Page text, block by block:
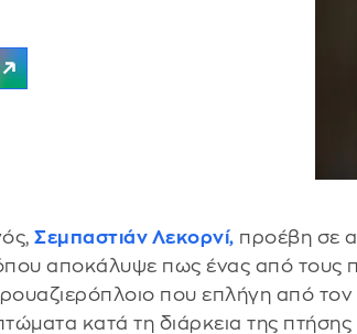
Σεμπαστιάν Λεκορνί, προέβη σε
αποκάλυψε πως ένας από τους
που επλήγη από τον
κατά τη διάρκεια της πτήσης